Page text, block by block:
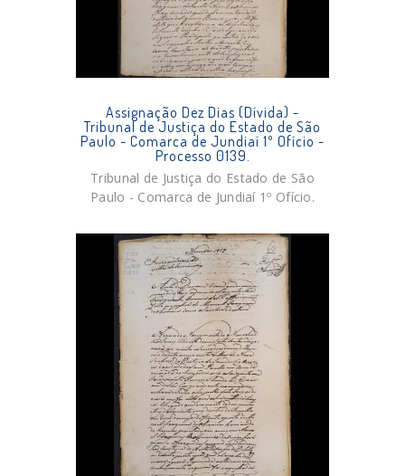
Assignação Dez Dias (Dívida) -
Tribunal de Justiça do Estado de São
Paulo - Comarca de Jundiaí 1º Ofício -
Processo 0139.
Tribunal de Justiça do Estado de São
Paulo - Comarca de Jundiaí 1º Ofício.